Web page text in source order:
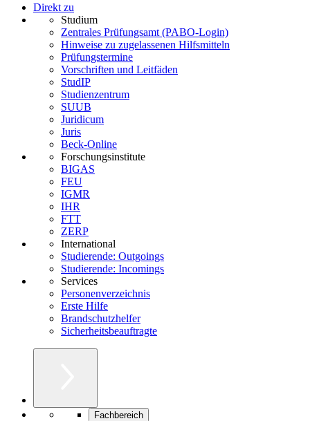
Direkt zu
Studium
Zentrales Prüfungsamt (PABO-Login)
Hinweise zu zugelassenen Hilfsmitteln
Prüfungstermine
Vorschriften und Leitfäden
StudIP
Studienzentrum
SUUB
Juridicum
Juris
Beck-Online
Forschungsinstitute
BIGAS
FEU
IGMR
IHR
FTT
ZERP
International
Studierende: Outgoings
Studierende: Incomings
Services
Personenverzeichnis
Erste Hilfe
Brandschutzhelfer
Sicherheitsbeauftragte
Fachbereich